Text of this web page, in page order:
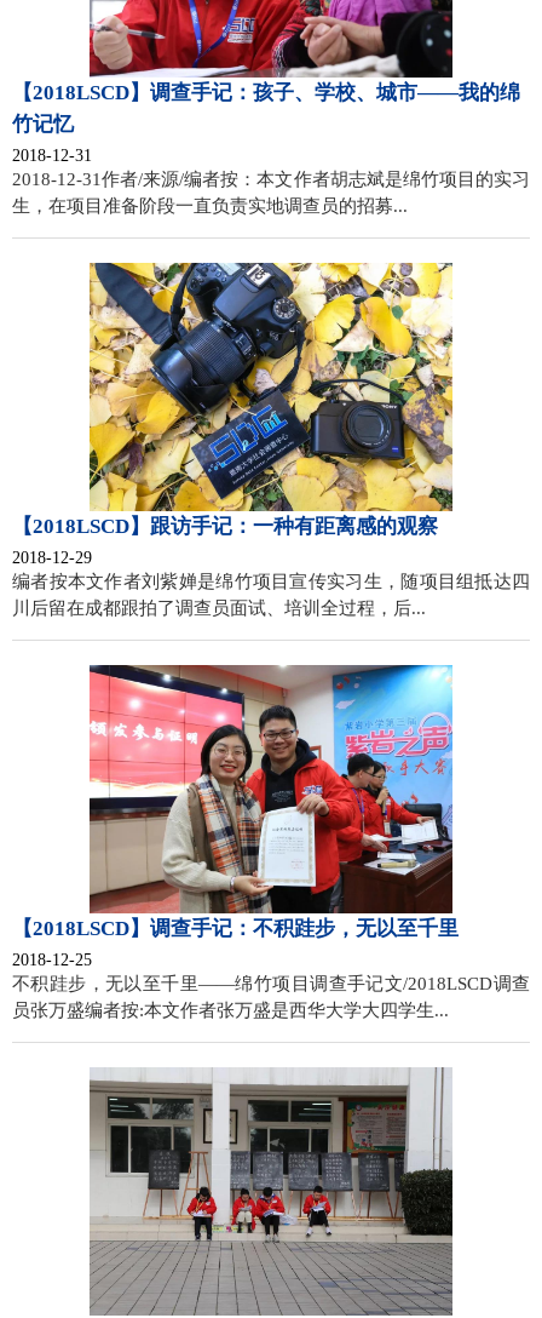
【2018LSCD】调查手记：孩子、学校、城市——我的绵
竹记忆
2018-12-31
2018-12-31作者/来源/编者按：本文作者胡志斌是绵竹项目的实习
生，在项目准备阶段一直负责实地调查员的招募...
【2018LSCD】跟访手记：一种有距离感的观察
2018-12-29
编者按本文作者刘紫婵是绵竹项目宣传实习生，随项目组抵达四
川后留在成都跟拍了调查员面试、培训全过程，后...
【2018LSCD】调查手记：不积跬步，无以至千里
2018-12-25
不积跬步，无以至千里——绵竹项目调查手记文/2018LSCD调查
员张万盛编者按:本文作者张万盛是西华大学大四学生...